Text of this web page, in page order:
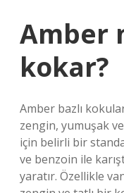
Amber
kokar?
Amber bazlı
zengin, yumuşak
için belirli bir
ve benzoin ile
yaratır. Özellikle